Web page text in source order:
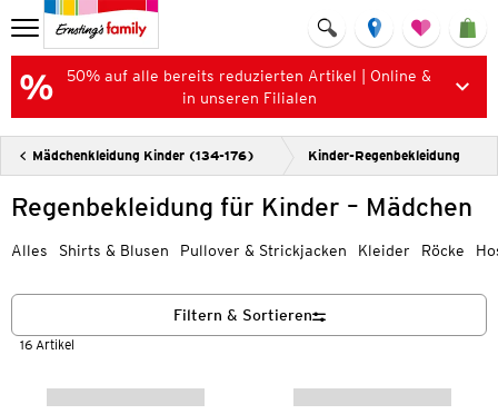
50% auf alle bereits reduzierten Artikel | Online &
in unseren Filialen
Mädchenkleidung Kinder (134-176) Kinder-Regenbekleidung
Regenbekleidung für Kinder – Mädchen
Alles Shirts & Blusen Pullover & Strickjacken Kleider Röcke
16 Artikel
Filtern & Sortieren